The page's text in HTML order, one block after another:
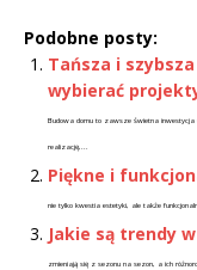
Podobne posty:
Tańsza i
wybierać
Budowa domu to zawsze świetna inwestycja
realizację,...
Piękne i
nie tylko kwestia estetyki, ale także
Jakie są trendy
zmieniają się z sezonu na sezon, a ich